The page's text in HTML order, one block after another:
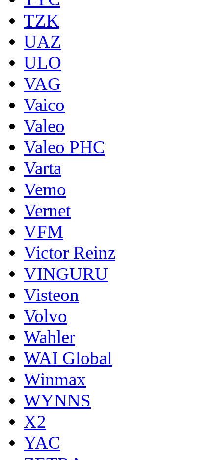
TZK
UAZ
ULO
VAG
Vaico
Valeo
Valeo PHC
Varta
Vemo
Vernet
VFM
Victor Reinz
VINGURU
Visteon
Volvo
Wahler
WAI Global
Winmax
WYNNS
X2
YAC